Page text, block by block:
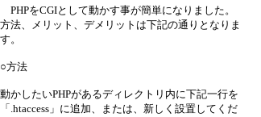
PHPをCGIとして動かす事が簡単になりました。
方法、メリット、デメリットは下記の通りとなりま
す。
○方法
動かしたいPHPがあるディレクトリ内に下記一行を
「.htaccess」に追加、または、新しく設置してくだ